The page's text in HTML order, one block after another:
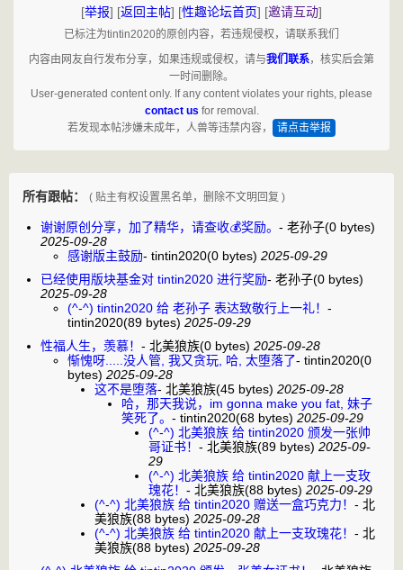
[举报] [返回主帖] [性趣论坛首页] [邀请互动]
已标注为tintin2020的原创内容，若违规侵权，请联系我们
内容由网友自行发布分享，如果违规或侵权，请与我们联系，核实后会第
一时间删除。
User-generated content only. If any content violates your rights, please
contact us for removal.
若发现本帖涉嫌未成年，人兽等违禁内容，
请点击举报
所有跟帖： ( 贴主有权设置黑名单，删除不文明回复 )
谢谢原创分享，加了精华，请查收💰奖励。 - 老孙子(0 bytes)
2025-09-28
感谢版主鼓励- tintin2020(0 bytes) 2025-09-29
已经使用版块基金对 tintin2020 进行奖励- 老孙子(0 bytes)
2025-09-28
(^-^) tintin2020 给 老孙子 表达致敬行上一礼！ -
tintin2020(89 bytes) 2025-09-29
性福人生，羡慕！ - 北美狼族(0 bytes) 2025-09-28
惭愧呀.....没人管, 我又贪玩, 哈, 太堕落了- tintin2020(0
bytes) 2025-09-28
这不是堕落- 北美狼族(45 bytes) 2025-09-28
哈，那天我说，im gonna make you fat, 妹子
笑死了。 - tintin2020(68 bytes) 2025-09-29
(^-^) 北美狼族 给 tintin2020 颁发一张帅
哥证书！ - 北美狼族(89 bytes) 2025-09-
29
(^-^) 北美狼族 给 tintin2020 献上一支玫
瑰花！ - 北美狼族(88 bytes) 2025-09-29
(^-^) 北美狼族 给 tintin2020 赠送一盒巧克力！ - 北
美狼族(88 bytes) 2025-09-28
(^-^) 北美狼族 给 tintin2020 献上一支玫瑰花！ - 北
美狼族(88 bytes) 2025-09-28